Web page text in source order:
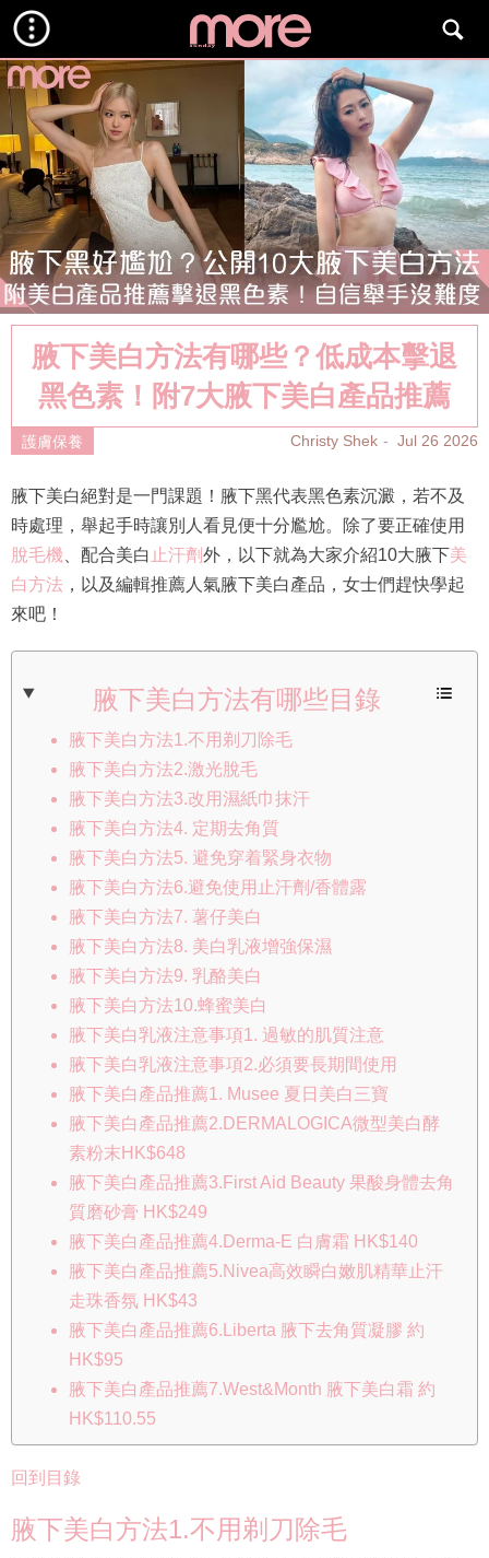
腋下美白方法有哪些？低成本擊退
黑色素！附7大腋下美白產品推薦
護膚保養 Christy Shek Jul 26 2026
腋下美白絕對是一門課題！腋下黑代表黑色素沉澱，若不及
時處理，舉起手時讓別人看見便十分尷尬。除了要正確使用
脫毛機 、配合美白 止汗劑外，以下就為大家介紹10大腋下美
白方法 ，以及編輯推薦人氣腋下美白產品，女士們趕快學起
來吧！
腋下美白方法有哪些目錄
腋下美白方法1.不用剃刀除毛
腋下美白方法2.激光脫毛
腋下美白方法3.改用濕紙巾抹汗
腋下美白方法4. 定期去角質
腋下美白方法5. 避免穿着緊身衣物
腋下美白方法6.避免使用止汗劑/香體露
腋下美白方法7. 薯仔美白
腋下美白方法8. 美白乳液增強保濕
腋下美白方法9. 乳酪美白
腋下美白方法10.蜂蜜美白
腋下美白乳液注意事項1. 過敏的肌質注意
腋下美白乳液注意事項2.必須要長期間使用
腋下美白產品推薦1. Musee 夏日美白三寶
腋下美白產品推薦2.DERMALOGICA微型美白酵
素粉末HK$648
腋下美白產品推薦3.First Aid Beauty 果酸身體去角
質磨砂膏 HK$249
腋下美白產品推薦4.Derma-E 白膚霜 HK$140
腋下美白產品推薦5.Nivea高效瞬白嫩肌精華止汗
走珠香氛 HK$43
腋下美白產品推薦6.Liberta 腋下去角質凝膠 約
HK$95
腋下美白產品推薦7.West&Month 腋下美白霜 約
HK$110.55
回到目錄
腋下美白方法1.不用剃刀除毛